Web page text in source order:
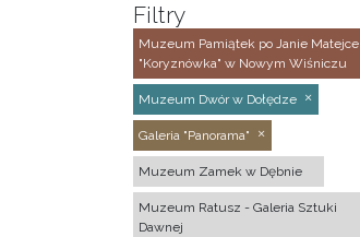
Filtry
Muzeum Pamiątek po Janie Matejce
"Koryznówka" w Nowym Wiśniczu
Muzeum Dwór w Dołędze
Galeria "Panorama"
Muzeum Zamek w Dębnie
Muzeum Ratusz - Galeria Sztuki
Dawnej